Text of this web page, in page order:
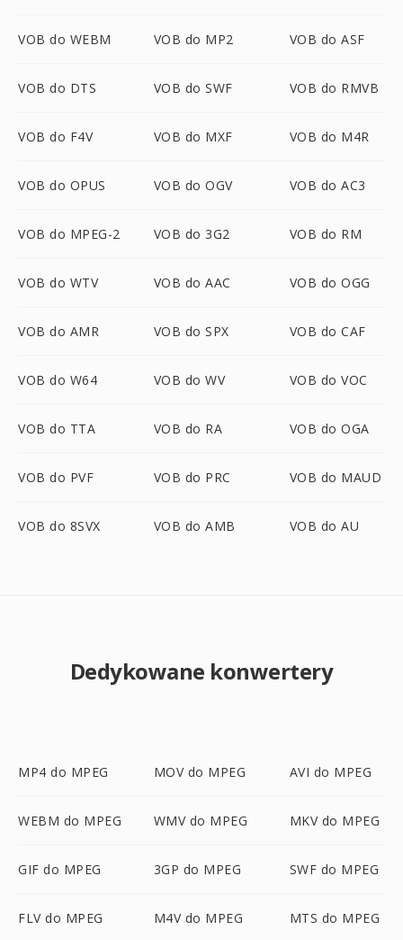
VOB do WEBM VOB do MP2 VOB do ASF
VOB do DTS VOB do SWF VOB do RMVB
VOB do F4V VOB do MXF VOB do M4R
VOB do OPUS VOB do OGV VOB do AC3
VOB do MPEG-2 VOB do 3G2 VOB do RM
VOB do WTV VOB do AAC VOB do OGG
VOB do AMR VOB do SPX VOB do CAF
VOB do W64 VOB do WV VOB do VOC
VOB do TTA VOB do RA VOB do OGA
VOB do PVF VOB do PRC VOB do MAUD
VOB do 8SVX VOB do AMB VOB do AU
Dedykowane konwertery
MP4 do MPEG MOV do MPEG AVI do MPEG
WEBM do MPEG WMV do MPEG MKV do MPEG
GIF do MPEG 3GP do MPEG SWF do MPEG
FLV do MPEG M4V do MPEG MTS do MPEG